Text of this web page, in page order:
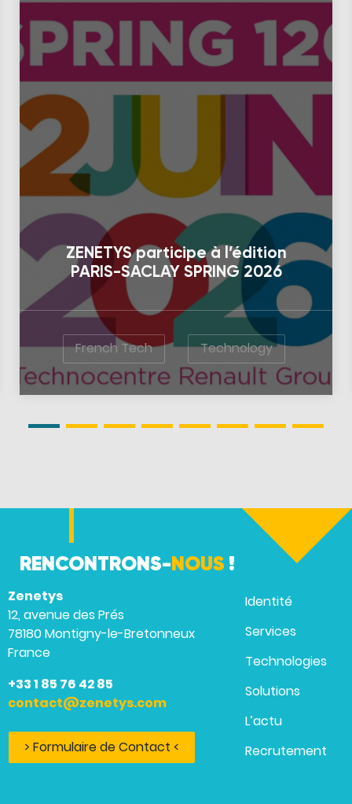
ZENETYS participe à l’édition
PARIS-SACLAY SPRING 2026
French Tech Technology
RENCONTRONS- NOUS !
Zenetys
12, avenue des Prés
78180 Montigny-le-Bretonneux
France
+33 1 85 76 42 85
contact@zenetys.com
> Formulaire de Contact <
Identité
Services
Technologies
Solutions
L’actu
Recrutement